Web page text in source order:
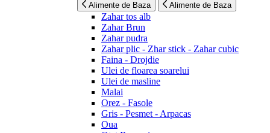
Alimente de Baza Alimente de Baza
Zahar tos alb
Zahar Brun
Zahar pudra
Zahar plic - Zhar stick - Zahar cubic
Faina - Drojdie
Ulei de floarea soarelui
Ulei de masline
Malai
Orez - Fasole
Gris - Pesmet - Arpacas
Oua